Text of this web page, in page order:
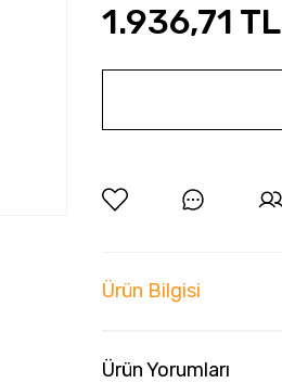
1.936,71 TL
Ürün Bilgisi
Ürün Yorumları